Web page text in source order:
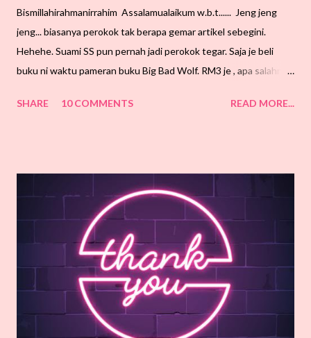
Bismillahirahmanirrahim Assalamualaikum w.b.t...... Jeng jeng
jeng... biasanya perokok tak berapa gemar artikel sebegini.
Hehehe. Suami SS pun pernah jadi perokok tegar. Saja je beli
buku ni waktu pameran buku Big Bad Wolf. RM3 je , apa salahnya
baca buku ni, suami jeling-jeling je. Alaaa, bukan SS suruh dia
Peringatan dalam diam je. Hik hik hik. Buku ni menceritakan
tentang pengalaman penulis yang berjaya berhenti merokok
selama 12 tahun. Banyak tips yang dikongsikan untuk mereka
yang berazam berhenti merokok sehingga ke kaedah
hipnoterapi. Masyaa Allah. Kalaulah dah berniat di hati, kena
kuatkan semangat untuk ikut segala tips yang diberi. Struggle is
real. Nak seribu daya, tak nak seribu dalih kan? SS doakan rakan-
SHARE 10 COMMENTS READ MORE...